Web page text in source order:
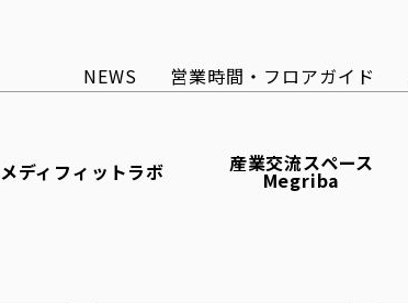
NEWS 営業時間・フロアガイド
メディフィットラボ 産業交流スペース
Megriba